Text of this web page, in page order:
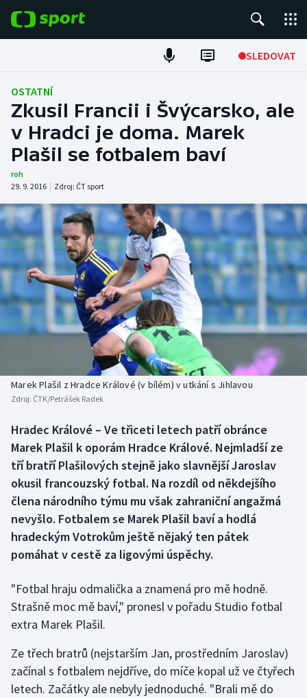
SLEDOVAT
Fotbal
Hokej
Tenis
Atletika
Cyklistika
DALŠÍ SPORTY
Americký fotbal
Baseball a softbal
Biatlon
Box
Curling
Dostihy
Florbal
Golf
Gymnastika
Házená
NEPŘEHLÉDNĚTE
Soutěže
Historické návraty
Aplikace ČT sport
OSTATNÍ
Zkusil Francii i Švýcarsko, ale
v Hradci je doma. Marek
Plašil se fotbalem baví
roh
29. 9. 2016 | Zdroj: ČT sport
Marek Plašil z Hradce Králové (v bílém) v utkání s Jihlavou
Zdroj: ČTK/Petrášek Radek
Hradec Králové – Ve třiceti letech patří obránce
Marek Plašil k oporám Hradce Králové. Nejmladší ze
tří bratří Plašilových stejně jako slavnější Jaroslav
okusil francouzský fotbal. Na rozdíl od někdejšího
člena národního týmu mu však zahraniční angažmá
nevyšlo. Fotbalem se Marek Plašil baví a hodlá
hradeckým Votrokům ještě nějaký ten pátek
pomáhat v cestě za ligovými úspěchy.
"Fotbal hraju odmalička a znamená pro mě hodně.
Strašně moc mě baví," pronesl v pořadu Studio fotbal
extra Marek Plašil.
Ze třech bratrů (nejstarším Jan, prostředním Jaroslav)
začínal s fotbalem nejdříve, do míče kopal už ve čtyřech
letech. Začátky ale nebyly jednoduché. "Brali mě do